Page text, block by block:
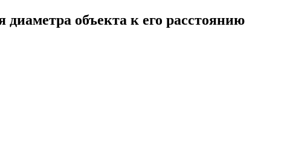
объекта к его расстоянию